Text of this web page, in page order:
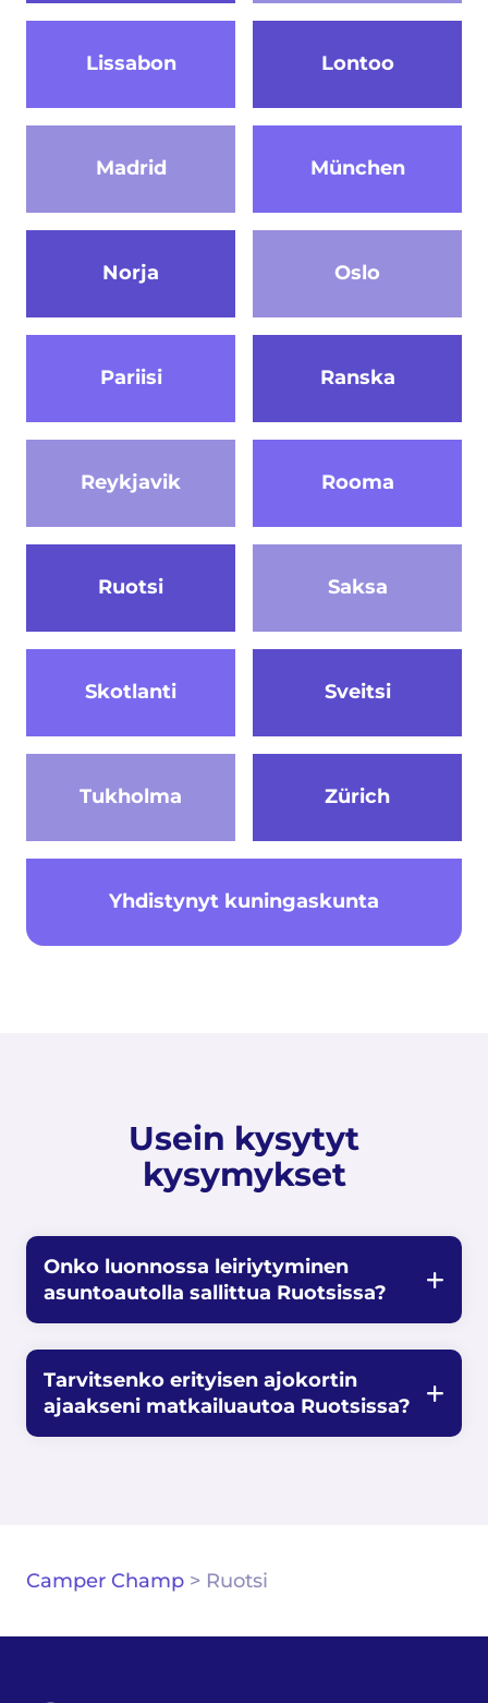
Lissabon Lontoo
Madrid München
Norja Oslo
Pariisi Ranska
Reykjavik Rooma
Ruotsi Saksa
Skotlanti Sveitsi
Tukholma
Yhdistynyt kuningaskunta
Zürich
Usein kysytyt
kysymykset
Onko luonnossa leiriytyminen
asuntoautolla sallittua Ruotsissa?
Tarvitsenko erityisen ajokortin
ajaakseni matkailuautoa Ruotsissa?
Camper Champ > Ruotsi